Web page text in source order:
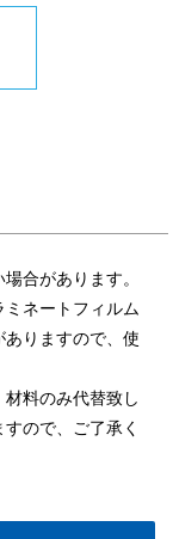
合があります。
ネートフィルム
りますので、使
料のみ代替致し
ので、ご了承く